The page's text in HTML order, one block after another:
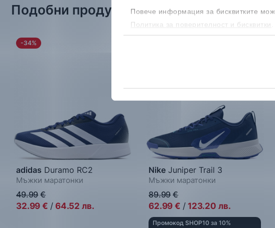
Повече информация за бисквитките
Политика за поверителност и бисквитки
бисквитките, можеш да го направиш от
Подобни продукти
-34%
adidas Duramo RC2
Мъжки маратонки
49.99 €
32.99 € / 64.52 лв.
Nike Juniper Trail 3
Мъжки маратонки
89.99 €
62.99 € / 123.20 лв.
Промокод SHOP10 за 10%